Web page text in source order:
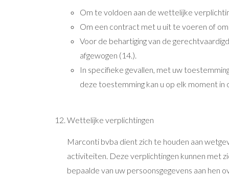
Om te voldoen aan de wettelijke
Om een contract met u uit te voeren of
Voor de behartiging van de
afgewogen (14.).
In specifieke gevallen, met uw
deze toestemming kan u op elk moment
Wettelijke verplichtingen
Marconti bvba dient zich te houden aan
activiteiten. Deze verplichtingen kunnen met
bepaalde van uw persoonsgegevens aan hen